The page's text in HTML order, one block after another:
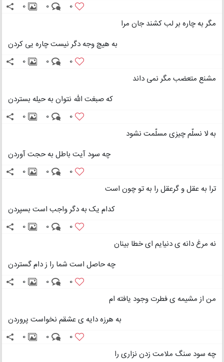
0
0
0
مگر به چاره بر لب کشند جان مرا
به هیچ وجه دگر نیست چاره یی کردن
0
0
0
مشنع متعضب مگر نمی داند
که صبغت الله نتوان به حیله بستردن
0
0
0
به لا نسلّم چیزی مسلّمت نشود
چه سود آیت باطل به حجت آوردن
0
0
0
ترا به عقل و گرعقل را به تو چون است
کدام یک به دگر واجب است بسپردن
0
0
0
نه مرغ دانه ی دنیایم ای خطا بینان
چه حاصل است شما را ز دام گستردن
0
0
0
من از مشیمه ی فطرت وجود یافته ام
به هرزه دایه ی عشقم نخواست پروردن
0
0
0
چه سود سنگ ملامت زدن نزاری را